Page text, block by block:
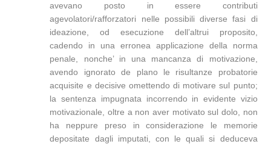
avevano posto in essere contributi
agevolatori/rafforzatori nelle possibili diverse fasi di
ideazione, od esecuzione dell’altrui proposito,
cadendo in una erronea applicazione della norma
penale, nonche’ in una mancanza di motivazione,
avendo ignorato de plano le risultanze probatorie
acquisite e decisive omettendo di motivare sul punto;
la sentenza impugnata incorrendo in evidente vizio
motivazionale, oltre a non aver motivato sul dolo, non
ha neppure preso in considerazione le memorie
depositate dagli imputati, con le quali si deduceva